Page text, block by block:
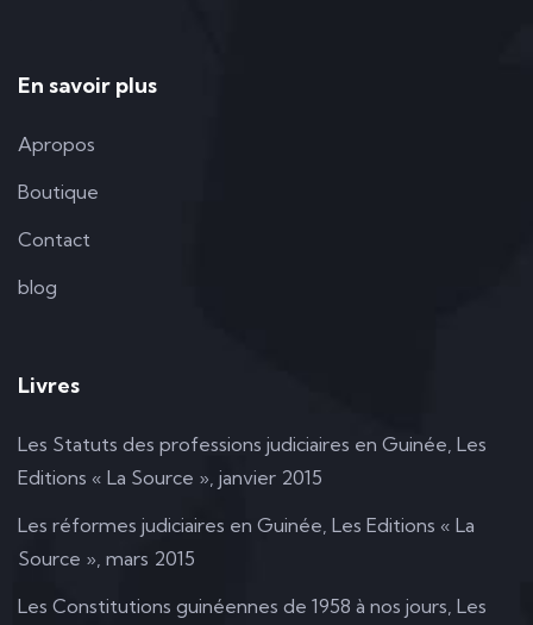
En savoir plus
Apropos
Boutique
Contact
blog
Livres
Les Statuts des professions judiciaires en Guinée, Les
Editions « La Source », janvier 2015
Les réformes judiciaires en Guinée, Les Editions « La
Source », mars 2015
Les Constitutions guinéennes de 1958 à nos jours, Les